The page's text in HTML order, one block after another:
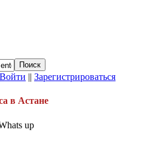
Войти || Зарегистрироваться
в Астане
up